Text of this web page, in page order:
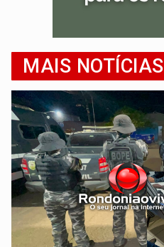
MAIS NOTÍCIAS